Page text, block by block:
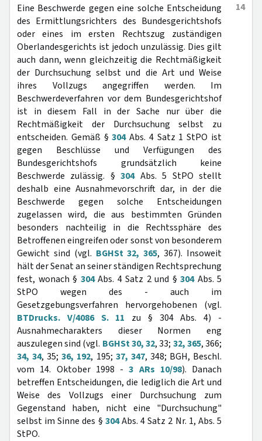
14
Eine Beschwerde gegen eine solche Entscheidung
des Ermittlungsrichters des Bundesgerichtshofs
oder eines im ersten Rechtszug zuständigen
Oberlandesgerichts ist jedoch unzulässig. Dies gilt
auch dann, wenn gleichzeitig die Rechtmäßigkeit
der Durchsuchung selbst und die Art und Weise
ihres Vollzugs angegriffen werden. Im
Beschwerdeverfahren vor dem Bundesgerichtshof
ist in diesem Fall in der Sache nur über die
Rechtmäßigkeit der Durchsuchung selbst zu
entscheiden. Gemäß §304Abs. 4 Satz 1 StPO ist
gegen Beschlüsse und Verfügungen des
Bundesgerichtshofs grundsätzlich keine
Beschwerde zulässig. §304Abs. 5 StPO stellt
deshalb eine Ausnahmevorschrift dar, in der die
Beschwerde gegen solche Entscheidungen
zugelassen wird, die aus bestimmten Gründen
besonders nachteilig in die Rechtssphäre des
Betroffenen eingreifen oder sonst von besonderem
Gewicht sind (vgl. BGHSt 32, 365, 367). Insoweit
hält der Senat an seiner ständigen Rechtsprechung
fest, wonach § 304Abs. 4 Satz 2 und § 304Abs. 5
StPO wegen des - auch im
Gesetzgebungsverfahren hervorgehobenen (vgl.
BTDrucks. V/4086 S. 11 zu § 304 Abs. 4) -
Ausnahmecharakters dieser Normen eng
auszulegen sind (vgl. BGHSt 30, 32, 33; 32, 365, 366;
34, 34, 35;36, 192, 195; 37, 347, 348; BGH, Beschl.
vom 14. Oktober 1998 -3 ARs 10/98). Danach
betreffen Entscheidungen, die lediglich die Art und
Weise des Vollzugs einer Durchsuchung zum
Gegenstand haben, nicht eine "Durchsuchung"
selbst im Sinne des § 304Abs. 4 Satz 2 Nr. 1, Abs. 5
StPO.